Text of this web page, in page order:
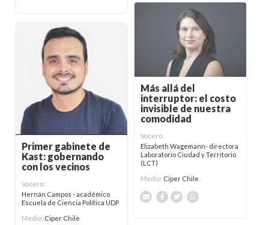
Más allá del
interruptor: el costo
invisible de nuestra
comodidad
Vocero:
Elizabeth Wagemann- directora
Laboratorio Ciudad y Territorio
(LCT)
Medio: Ciper Chile
Primer gabinete de
Kast: gobernando
con los vecinos
Vocero:
Hernán Campos - académico
Escuela de Ciencia Política UDP
Medio: Ciper Chile